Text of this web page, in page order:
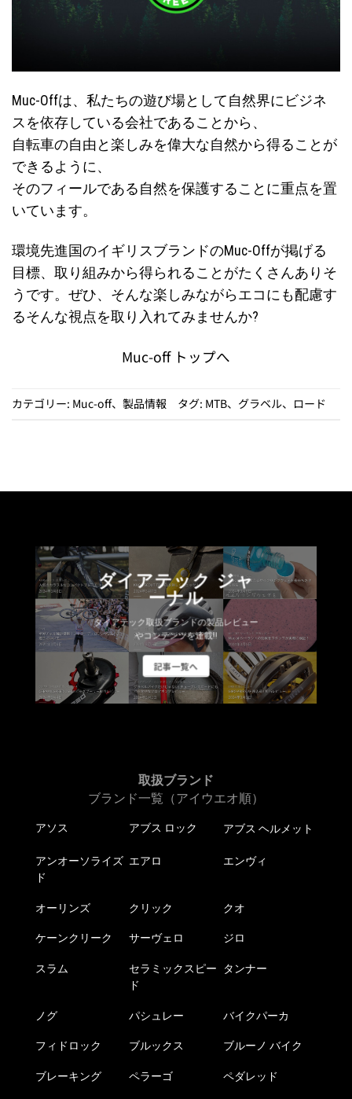
Muc-Offは、私たちの遊び場として自然界にビジネ
スを依存している会社であることから、
自転車の自由と楽しみを偉大な自然から得ることが
できるように、
そのフィールである自然を保護することに重点を置
いています。
環境先進国のイギリスブランドのMuc-Offが掲げる
目標、取り組みから得られることがたくさんありそ
うです。ぜひ、そんな楽しみながらエコにも配慮す
るそんな視点を取り入れてみませんか?
Muc-off トップへ
カテゴリー: Muc-off、 製品情報 タグ: MTB、 グラベル、 ロード
ダイアテック ジャ
ーナル
ダイアテック取扱ブランドの製品レビュー
やコンテンツを連載!!
記事一覧へ
取扱ブランド
ブランド一覧（アイウエオ順）
アソス アブス ロック アブス ヘルメット
アンオーソライズ
ド
エアロ エンヴィ
オーリンズ クリック クオ
ケーンクリーク サーヴェロ ジロ
スラム
セラミックスピー
ド
タンナー
ノグ パシュレー バイクパーカ
フィドロック ブルックス ブルーノ バイク
ブレーキング ペラーゴ ペダレッド